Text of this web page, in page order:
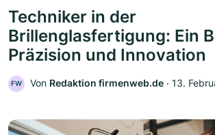
Techniker in der
Brillenglasfertigung: Ein
Präzision und Innovation
FW Von Redaktion firmenweb.de ‧ 13.